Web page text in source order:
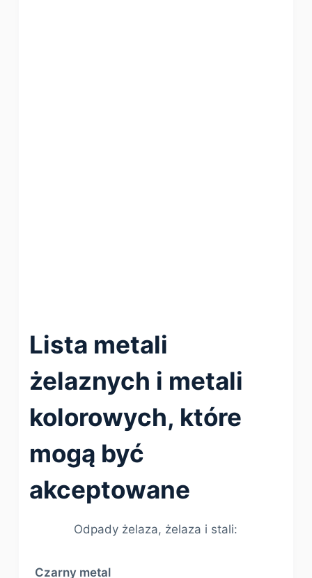
Lista metali
żelaznych i metali
kolorowych, które
mogą być
akceptowane
Odpady żelaza, żelaza i stali:
Czarny metal